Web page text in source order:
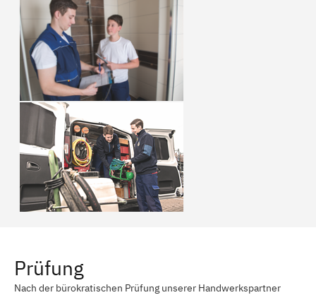
Prüfung
Nach der bürokratischen Prüfung unserer Handwerkspartner